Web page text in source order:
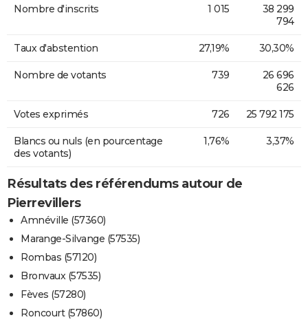
Nombre d'inscrits 1 015
38 299
794
Taux d'abstention 27,19% 30,30%
Nombre de votants 739
26 696
626
Votes exprimés 726 25 792 175
Blancs ou nuls (en pourcentage
des votants)
1,76% 3,37%
Résultats des référendums autour de
Pierrevillers
Amnéville (57360)
Marange-Silvange (57535)
Rombas (57120)
Bronvaux (57535)
Fèves (57280)
Roncourt (57860)